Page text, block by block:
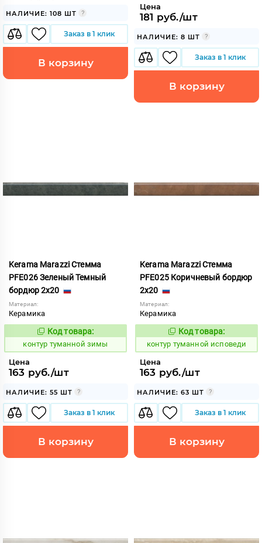
НАЛИЧИЕ: 108 ШТ
Заказ в 1 клик
В корзину
Цена
181 руб./шт
НАЛИЧИЕ: 8 ШТ
Заказ в 1 клик
В корзину
Kerama Marazzi Стемма
PFE026 Зеленый Темный
бордюр 2x20
Материал:
Керамика
763157
Код товара:
контур туманной зимы
Цена
163 руб./шт
НАЛИЧИЕ: 55 ШТ
Заказ в 1 клик
В корзину
Kerama Marazzi Стемма
PFE025 Коричневый бордюр
2x20
Материал:
Керамика
763160
Код товара:
контур туманной исповеди
Цена
163 руб./шт
НАЛИЧИЕ: 63 ШТ
Заказ в 1 клик
В корзину